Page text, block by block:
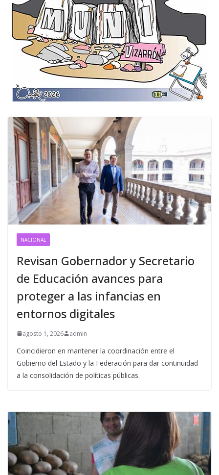
NACIONAL
Revisan Gobernador y Secretario
de Educación avances para
proteger a las infancias en
entornos digitales
agosto 1, 2026 admin
Coincidieron en mantener la coordinación entre el
Gobierno del Estado y la Federación para dar continuidad
a la consolidación de políticas públicas.